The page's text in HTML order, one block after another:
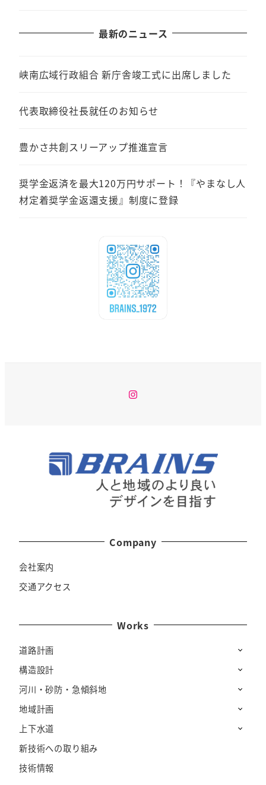
最新のニュース
峡南広域行政組合 新庁舎竣工式に出席しました
代表取締役社長就任のお知らせ
豊かさ共創スリーアップ推進宣言
奨学金返済を最大120万円サポート！『やまなし人
材定着奨学金返還支援』制度に登録
Instagram
Company
会社案内
交通アクセス
Works
道路計画
構造設計
河川・砂防・急傾斜地
地域計画
上下水道
新技術への取り組み
技術情報